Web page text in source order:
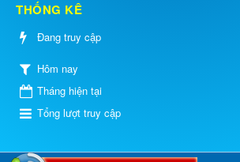
THỐNG KÊ
Đang truy cập
Hôm nay
Tháng hiện tại
Tổng lượt truy cập